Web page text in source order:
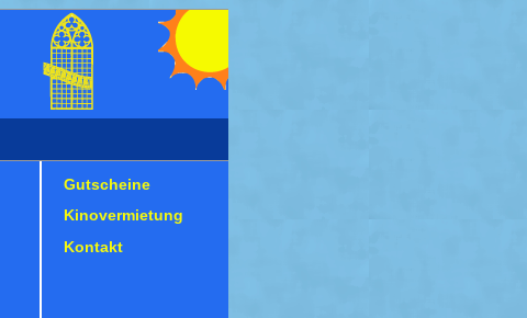
Gutscheine
Kinovermietung
Kontakt